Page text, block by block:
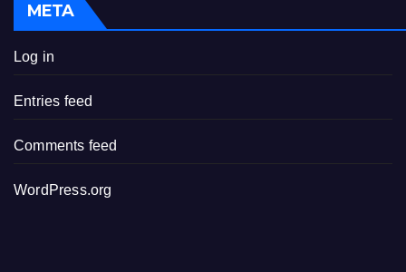
META
Log in
Entries feed
Comments feed
WordPress.org